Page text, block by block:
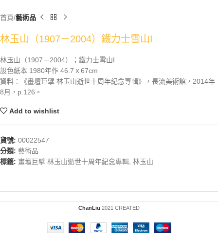
首頁 藝術品
林玉山（1907－2004）鐵力士雪山I
林玉山（1907－2004）；鐵力士雪山I
設色紙本 1980年作 46.7ｘ67cm
資料：《畫壇巨擘 林玉山逝世十周年紀念專輯》，長流美術館，2014年
8月，p.126。
Add to wishlist
貨號: 00022547
分類: 藝術品
標籤: 畫壇巨擘 林玉山逝世十周年紀念專輯 林玉山
ChanLiu 2021 CREATED